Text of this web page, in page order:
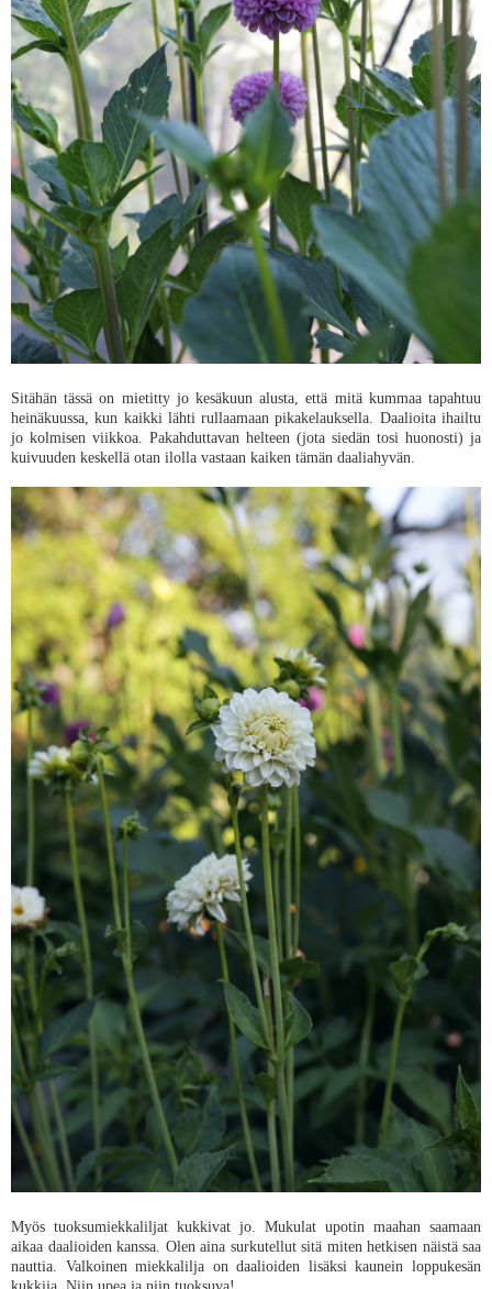
Sitähän tässä on mietitty jo kesäkuun alusta, että mitä kummaa tapahtuu
heinäkuussa, kun kaikki lähti rullaamaan pikakelauksella. Daalioita ihailtu
jo kolmisen viikkoa. Pakahduttavan helteen (jota siedän tosi huonosti) ja
kuivuuden keskellä otan ilolla vastaan kaiken tämän daaliahyvän.
Myös tuoksumiekkaliljat kukkivat jo. Mukulat upotin maahan saamaan
aikaa daalioiden kanssa. Olen aina surkutellut sitä miten hetkisen näistä saa
nauttia. Valkoinen miekkalilja on daalioiden lisäksi kaunein loppukesän